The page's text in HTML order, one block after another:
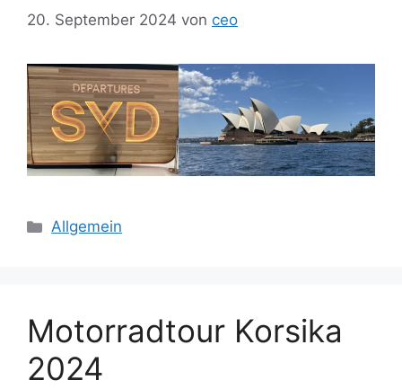
20. September 2024 von ceo
Kategorien
Allgemein
Motorradtour Korsika
2024